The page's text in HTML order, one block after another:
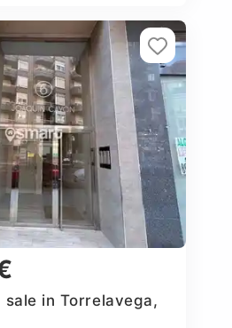
in Torrelavega,